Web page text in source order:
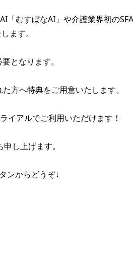
「むすぼなAI」や介護業界初の
ます。
となります。
方へ特典をご用意いたします。
イアルでご利用いただけます！
し上げます。
ンからどうぞ↓